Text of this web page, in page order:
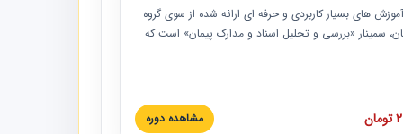
های بسیار کاربردی و حرفه‏ ای ارائه شده از سوی گروه
سمینار «بررسی و تحلیل اسناد و مدارک پیمان» است که
این خصوص ارائه شده است.
مشاهده دوره